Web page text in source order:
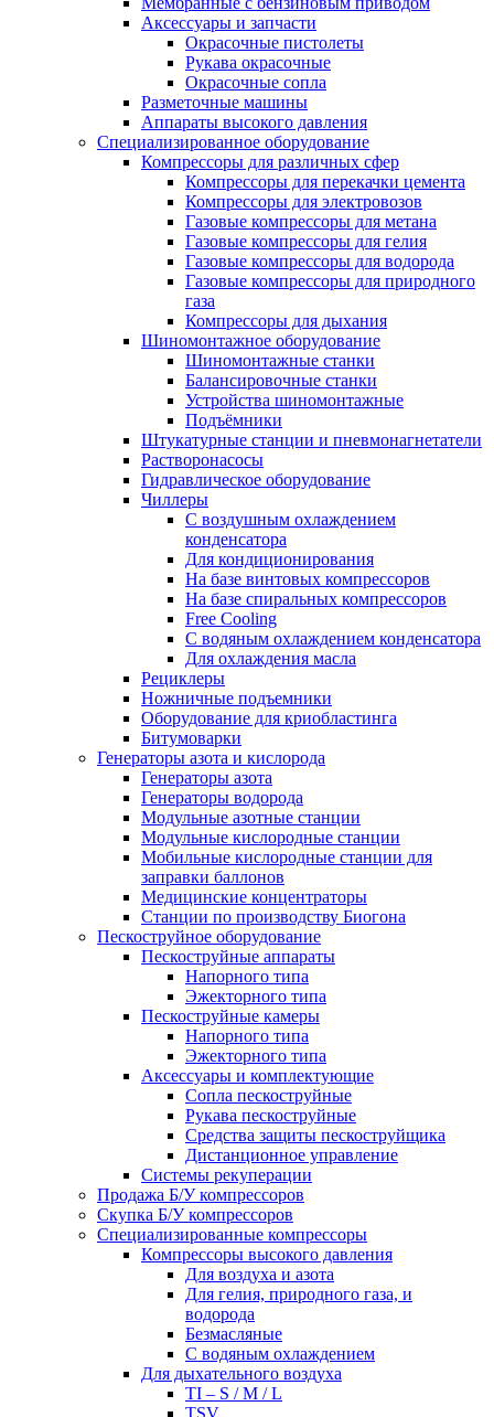
Аксессуары и запчасти
Окрасочные пистолеты
Рукава окрасочные
Окрасочные сопла
Разметочные машины
Аппараты высокого давления
Специализированное оборудование
Компрессоры для различных сфер
Компрессоры для перекачки цемента
Компрессоры для электровозов
Газовые компрессоры для метана
Газовые компрессоры для гелия
Газовые компрессоры для водорода
Газовые компрессоры для природного
газа
Компрессоры для дыхания
Шиномонтажное оборудование
Шиномонтажные станки
Балансировочные станки
Устройства шиномонтажные
Подъёмники
Штукатурные станции и пневмонагнетатели
Растворонасосы
Гидравлическое оборудование
Чиллеры
С воздушным охлаждением
конденсатора
Для кондиционирования
На базе винтовых компрессоров
На базе спиральных компрессоров
Free Cooling
С водяным охлаждением конденсатора
Для охлаждения масла
Рециклеры
Ножничные подъемники
Оборудование для криобластинга
Битумоварки
Генераторы азота и кислорода
Генераторы азота
Генераторы водорода
Модульные азотные станции
Модульные кислородные станции
Мобильные кислородные станции для
заправки баллонов
Медицинские концентраторы
Станции по производству Биогона
Пескоструйное оборудование
Пескоструйные аппараты
Напорного типа
Эжекторного типа
Пескоструйные камеры
Напорного типа
Эжекторного типа
Аксессуары и комплектующие
Сопла пескоструйные
Рукава пескоструйные
Средства защиты пескоструйщика
Дистанционное управление
Системы рекуперации
Продажа Б/У компрессоров
Скупка Б/У компрессоров
Специализированные компрессоры
Компрессоры высокого давления
Для воздуха и азота
Для гелия, природного газа, и
водорода
Безмасляные
С водяным охлаждением
Для дыхательного воздуха
TI – S / M / L
TSV